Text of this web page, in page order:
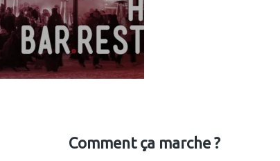
Comment ça marche ?